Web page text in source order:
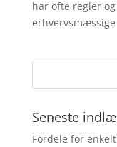
har ofte regler
Seneste
Fordele for